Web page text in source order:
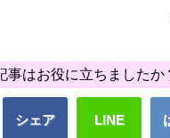
事はお役に立ちましたか
シェア LINE